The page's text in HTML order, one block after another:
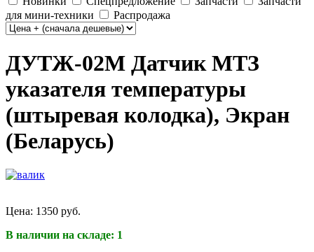
для мини-техники
Распродажа
ДУТЖ-02М Датчик МТЗ
указателя температуры
(штыревая колодка), Экран
(Беларусь)
Цена: 1350 руб.
В наличии на складе: 1